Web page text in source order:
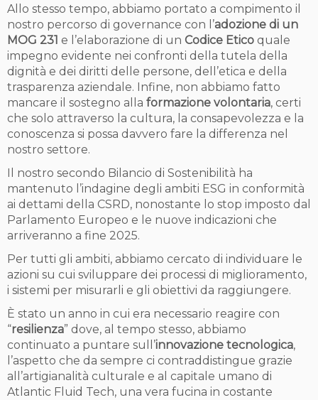
Allo stesso tempo, abbiamo portato a compimento il
nostro percorso di governance con l’adozione di un
MOG 231 e l’elaborazione di un Codice Etico quale
impegno evidente nei confronti della tutela della
dignità e dei diritti delle persone, dell’etica e della
trasparenza aziendale. Infine, non abbiamo fatto
mancare il sostegno alla formazione volontaria, certi
che solo attraverso la cultura, la consapevolezza e la
conoscenza si possa davvero fare la differenza nel
nostro settore.
Il nostro secondo Bilancio di Sostenibilità ha
mantenuto l’indagine degli ambiti ESG in conformità
ai dettami della CSRD, nonostante lo stop imposto dal
Parlamento Europeo e le nuove indicazioni che
arriveranno a fine 2025.
Per tutti gli ambiti, abbiamo cercato di individuare le
azioni su cui sviluppare dei processi di miglioramento,
i sistemi per misurarli e gli obiettivi da raggiungere.
È stato un anno in cui era necessario reagire con
“resilienza” dove, al tempo stesso, abbiamo
continuato a puntare sull’innovazione tecnologica,
l’aspetto che da sempre ci contraddistingue grazie
all’artigianalità culturale e al capitale umano di
Atlantic Fluid Tech, una vera fucina in costante